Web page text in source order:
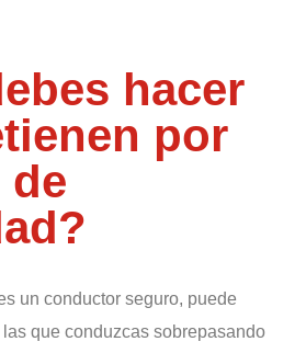
hacer
por
de
un conductor seguro, puede
que conduzcas sobrepasando